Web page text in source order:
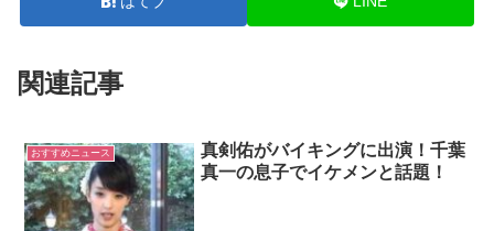
関連記事
おすすめニュース
真剣佑がバイキングに出演！千葉
真一の息子でイケメンと話題！